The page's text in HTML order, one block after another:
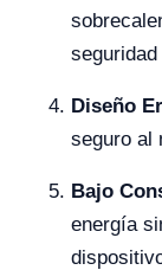
Diseño
seguro al
Bajo
energía